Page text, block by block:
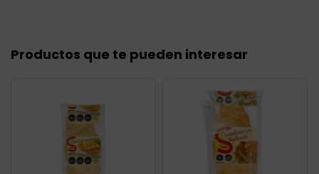
Productos que te pueden interesar